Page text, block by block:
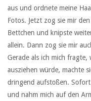
aus und ordnete meine
Fotos. Jetzt zog sie mir
Bettchen und knipste
allein. Dann zog sie mir
Gerade als ich mich
ausziehen würde, machte
dringend aufstoßen. Sofort
und nahm mich auf den